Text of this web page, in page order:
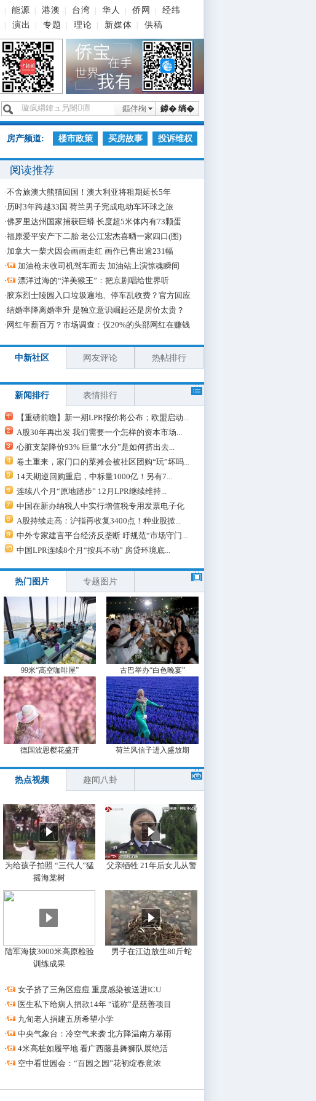
能源 港澳 台湾 华人 侨网
经纬
演出 专题 理论 新媒体 供稿
鎼� 绱�
鏂伴椈
房产频道: 楼市政策 买房故事 投诉维权
阅读推荐
·不舍旅澳大熊猫回国！澳大利亚将租期延长5年
·历时3年跨越33国 荷兰男子完成电动车环球之旅
·佛罗里达州国家捕获巨蟒 长度超5米体内有73颗蛋
·福原爱平安产下二胎 老公江宏杰喜晒一家四口(图)
·加拿大一柴犬因会画画走红 画作已售出逾231幅
·
加油枪未收司机驾车而去 加油站上演惊魂瞬间
·
漂洋过海的“洋美猴王”：把京剧唱给世界听
·胶东烈士陵园入口垃圾遍地、停车乱收费？官方回应
·结婚率降离婚率升 是独立意识崛起还是房价太贵？
· 网红年薪百万？市场调查：仅20%的头部网红在赚钱
中新社区 网友评论 热帖排行
新闻排行 表情排行
【重磅前瞻】新一期LPR报价将公布；欧盟启动...
A股30年再出发 我们需要一个怎样的资本市场...
心脏支架降价93% 巨量“水分”是如何挤出去...
卷土重来，家门口的菜摊会被社区团购“玩”坏吗...
14天期逆回购重启，中标量1000亿！另有7...
连续八个月“原地踏步” 12月LPR继续维持...
中国在新办纳税人中实行增值税专用发票电子化
A股持续走高：沪指再收复3400点！种业股掀...
中外专家建言平台经济反垄断 吁规范“市场守门...
中国LPR连续8个月“按兵不动” 房贷环境底...
热门图片 专题图片
99米“高空咖啡屋” 古巴举办“白色晚宴”
德国波恩樱花盛开 荷兰风信子进入盛放期
热点视频 趣闻八卦
为给孩子拍照 “三代人”猛
摇海棠树
父亲牺牲 21年后女儿从警
陆军海拔3000米高原检验
训练成果
男子在江边放生80斤蛇
·
女子挤了三角区痘痘 重度感染被送进ICU
·
医生私下给病人捐款14年 “谎称”是慈善项目
·
九旬老人捐建五所希望小学
·
中央气象台：冷空气来袭 北方降温南方暴雨
·
4米高桩如履平地 看广西藤县舞狮队展绝活
·
空中看世园会：“百园之园”花初绽春意浓